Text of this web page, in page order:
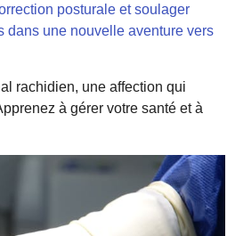
posturale et soulager
dans une nouvelle aventure vers
rachidien, une affection qui
à gérer votre santé et à